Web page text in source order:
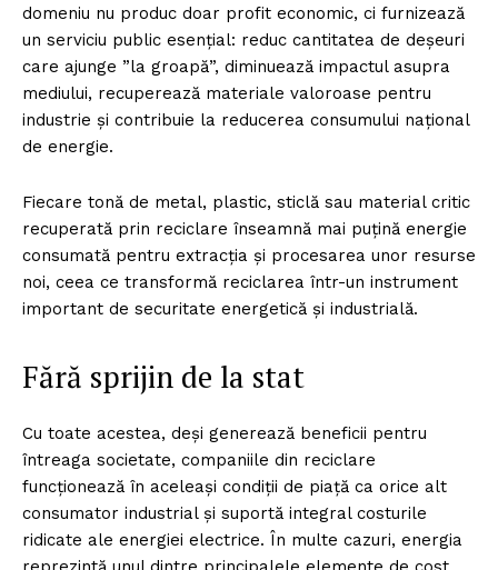
domeniu nu produc doar profit economic, ci furnizează
un serviciu public esențial: reduc cantitatea de deșeuri
care ajunge ”la groapă”, diminuează impactul asupra
mediului, recuperează materiale valoroase pentru
industrie și contribuie la reducerea consumului național
de energie.
Fiecare tonă de metal, plastic, sticlă sau material critic
recuperată prin reciclare înseamnă mai puțină energie
consumată pentru extracția și procesarea unor resurse
noi, ceea ce transformă reciclarea într-un instrument
important de securitate energetică și industrială.
Fără sprijin de la stat
Cu toate acestea, deși generează beneficii pentru
întreaga societate, companiile din reciclare
funcționează în aceleași condiții de piață ca orice alt
consumator industrial și suportă integral costurile
ridicate ale energiei electrice. În multe cazuri, energia